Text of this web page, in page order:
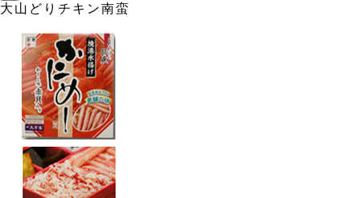
大山どりチキン南蛮